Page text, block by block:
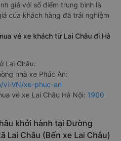
giá với số điểm trung bình là
của khách hàng đã trải nghiệm
vé xe khách từ Lai Châu đi Hà
Lai Châu:
nhà xe Phúc An:
vi-VN/xe-phuc-an
vé xe Lai Châu Hà Nội: 1900
khởi hành tại Đường
Lai Châu (Bến xe Lai Châu)